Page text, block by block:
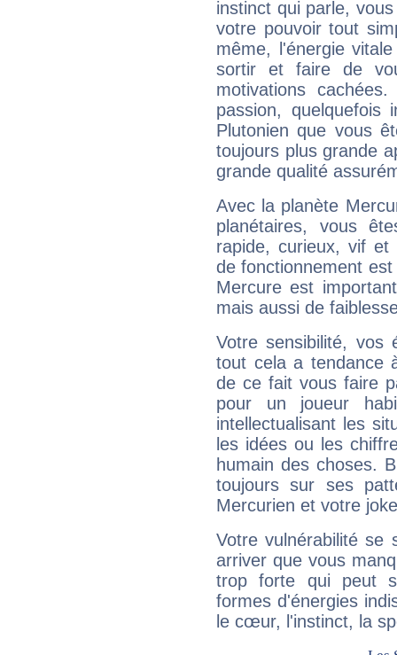
instinct qui parle,
votre pouvoir tout
même, l'énergie
sortir et faire de
motivations
passion, quelquefois
Plutonien que vous
toujours plus grande
grande qualité
Avec la planète
planétaires, vous
rapide, curieux, vif et
de fonctionnement
Mercure est
mais aussi de
Votre sensibilité,
tout cela a tendance
de ce fait vous faire
pour un joueur
intellectualisant les
les idées ou les
humain des choses.
toujours sur ses
Mercurien et votre
Votre vulnérabilité se
arriver que vous
trop forte qui peut
formes d'énergies
le cœur, l'instinct, la